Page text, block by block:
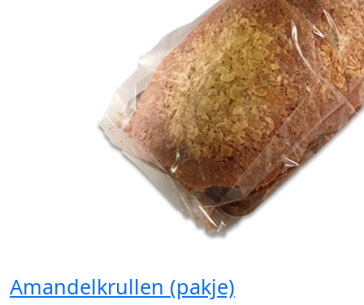
Amandelkrullen (pakje)